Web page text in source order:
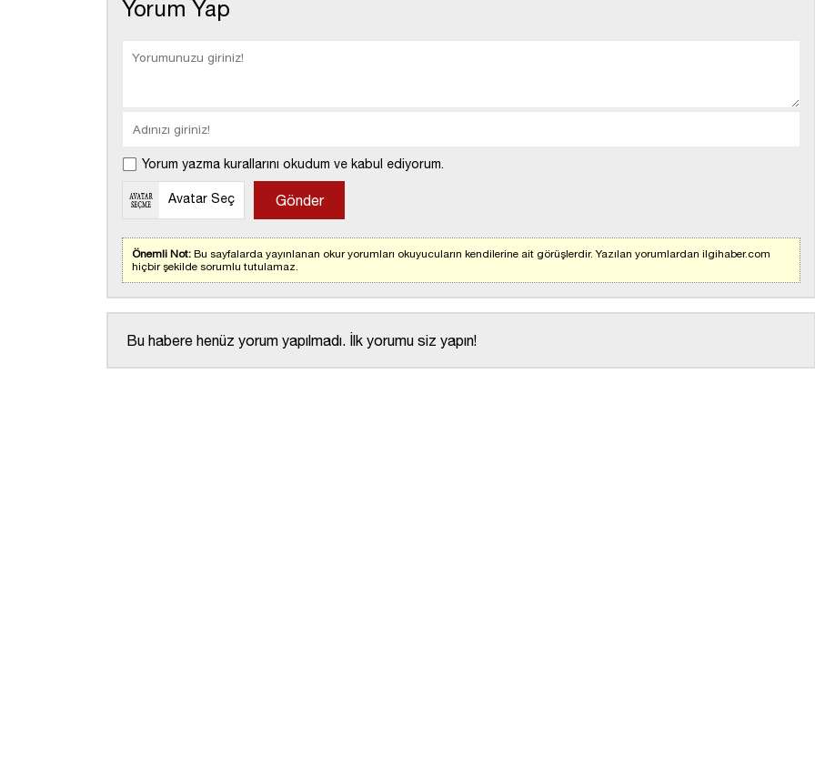
Yorum Yap
Yorum yazma kurallarını okudum ve kabul ediyorum.
Avatar Seç
Önemli Not: Bu sayfalarda yayınlanan okur yorumları okuyucuların kendilerine ait görüşlerdir. Yazılan yorumlardan ilgihaber.com
hiçbir şekilde sorumlu tutulamaz.
Bu habere henüz yorum yapılmadı. İlk yorumu siz yapın!